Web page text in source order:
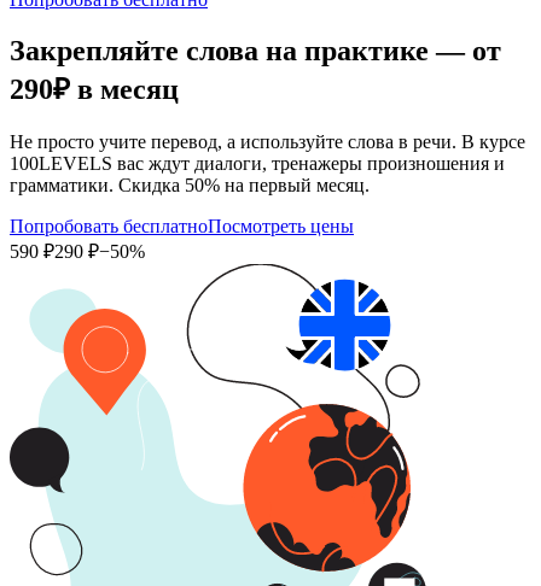
Закрепляйте слова на практике — от
290₽ в месяц
Не просто учите перевод, а используйте слова в речи. В курсе
100LEVELS вас ждут диалоги, тренажеры произношения и
грамматики. Скидка 50% на первый месяц.
Попробовать бесплатноПосмотреть цены
590 ₽290 ₽−50%